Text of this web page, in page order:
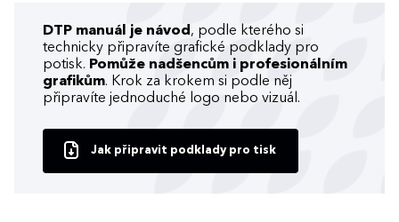
DTP manuál je návod , podle kterého si
technicky připravíte grafické podklady pro
potisk. Pomůže nadšencům i profesionálním
grafikům. Krok za krokem si podle něj
připravíte jednoduché logo nebo vizuál.
Jak připravit podklady pro tisk